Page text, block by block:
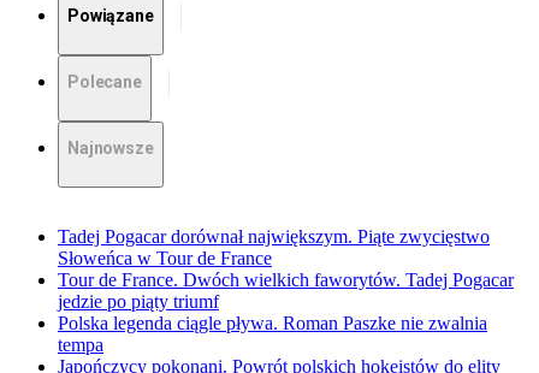
Powiązane
Polecane
Najnowsze
Tadej Pogacar dorównał największym. Piąte zwycięstwo
Słoweńca w Tour de France
Tour de France. Dwóch wielkich faworytów. Tadej Pogacar
jedzie po piąty triumf
Polska legenda ciągle pływa. Roman Paszke nie zwalnia
tempa
Japończycy pokonani. Powrót polskich hokeistów do elity